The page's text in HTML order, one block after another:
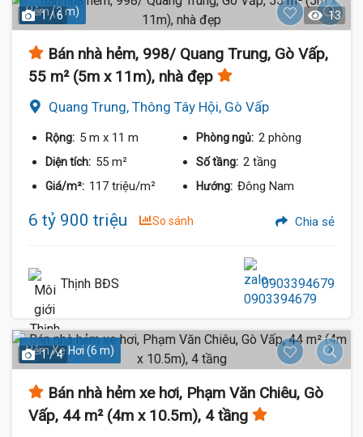
Hẻm (3 m)
1 / 6 13
Bán nhà hẻm, 998/ Quang Trung, Gò Vấp,
55 m² (5m x 11m), nhà đẹp
Quang Trung, Thông Tây Hội, Gò Vấp
Rộng: 5 m x 11 m Phòng ngủ: 2 phòng
Diện tích: 55 m² Số tầng: 2 tầng
Giá/m²: 117 triệu/m² Hướng: Đông Nam
6 tỷ 900 triệu So sánh Chia sẻ
Thịnh BĐS 0903394679
Hẻm Xe Hơi (6 m)
1 / 4
Bán nhà hẻm xe hơi, Phạm Văn Chiêu, Gò
Vấp, 44 m² (4m x 10.5m), 4 tầng